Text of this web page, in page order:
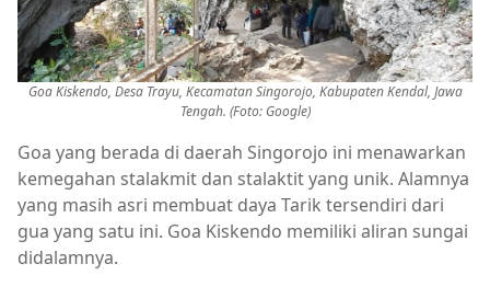
Goa Kiskendo, Desa Trayu, Kecamatan Singorojo, Kabupaten Kendal, Jawa
Tengah. (Foto: Google)
Goa yang berada di daerah Singorojo ini menawarkan
kemegahan stalakmit dan stalaktit yang unik. Alamnya
yang masih asri membuat daya Tarik tersendiri dari
gua yang satu ini. Goa Kiskendo memiliki aliran sungai
didalamnya.